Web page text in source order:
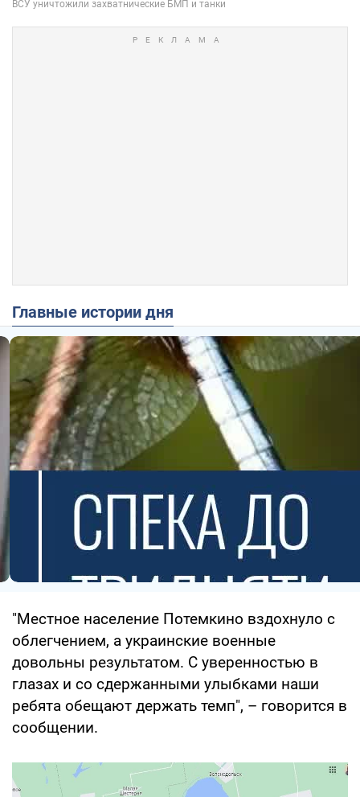
Главные истории дня
"Местное население Потемкино вздохнуло с
облегчением, а украинские военные
довольны результатом. С уверенностью в
глазах и со сдержанными улыбками наши
ребята обещают держать темп", – говорится в
сообщении.